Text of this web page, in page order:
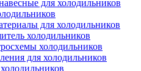
для холодильников
для холодильников
холодильников
холодильников
для холодильников